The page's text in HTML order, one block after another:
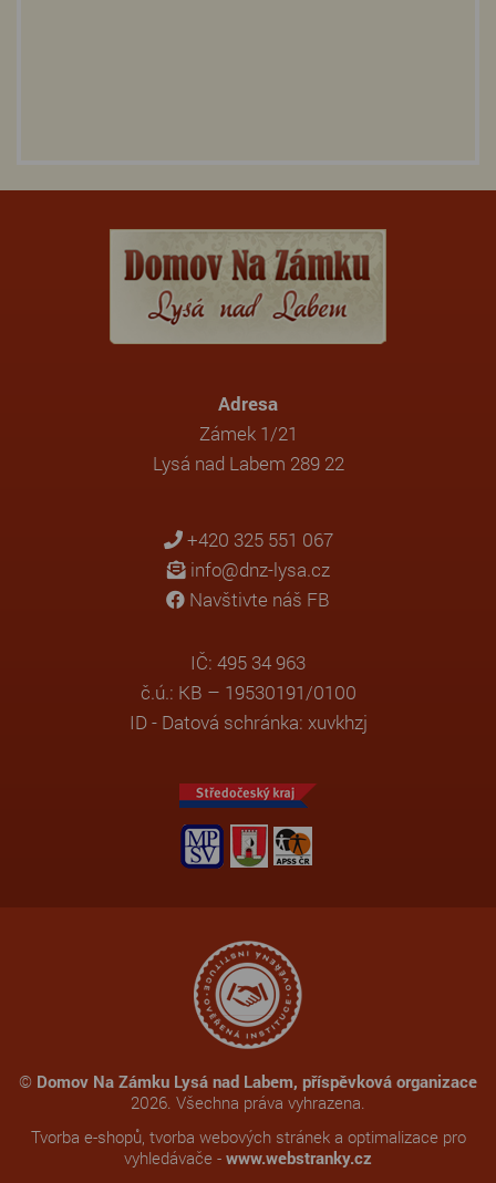
Adresa
Zámek 1/21
Lysá nad Labem 289 22
+420 325 551 067
info@dnz-lysa.cz
Navštivte náš FB
IČ: 495 34 963
č.ú.: KB – 19530191/0100
ID - Datová schránka: xuvkhzj
© Domov Na Zámku Lysá nad Labem, příspěvková organizace
2026. Všechna práva vyhrazena.
Tvorba e-shopů, tvorba webových stráneka optimalizace pro
vyhledávače - www.webstranky.cz